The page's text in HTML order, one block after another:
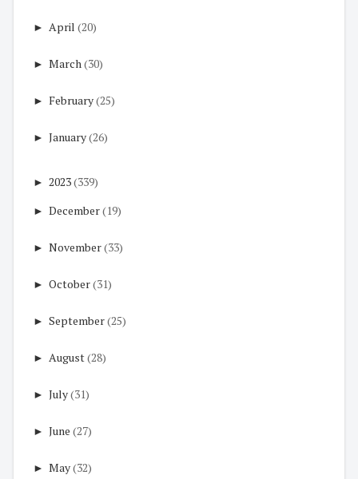
► April (20)
► March (30)
► February(25)
► January(26)
► 2023(339)
► December(19)
► November(33)
► October(31)
► September(25)
► August(28)
► July(31)
► June (27)
► May(32)